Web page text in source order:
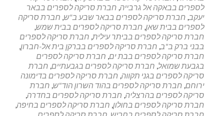
לספרים בבאקה אל גרבייה, חברת סריקה לספרים בבאר
יעקב, חברת סריקה לספרים בבאר שבע ב"ש, חברת סריקה
לספרים בבית שאן, חברת סריקה לספרים בבית שמש,
חברת סריקה לספרים בביתר עילית, חברת סריקה לספרים
בבני ברק ב"ב, חברת סריקה לספרים בברקן בית אל-חברון,
חברת סריקה לספרים בבת ים, חברת סריקה לספרים
בגבעת שמואל, חברת סריקה לספרים בגבעתיים, חברת
סריקה לספרים בגני תקווה, חברת סריקה לספרים בדימונה
ירוחם, חברת סריקה לספרים בהוד השרון הוד"ש, חברת
סריקה לספרים בהרצליה, חברת סריקה לספרים בחדרה,
חברת סריקה לספרים בחולון, חברת סריקה לספרים בחיפה,